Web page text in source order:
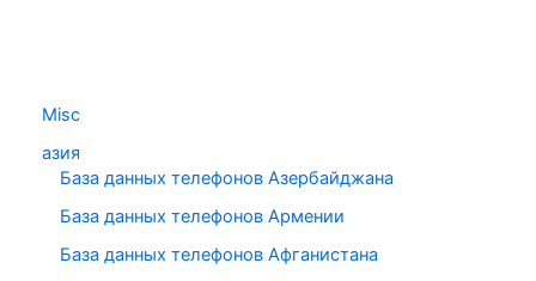
Misc
азия
База данных телефонов Азербайджана
База данных телефонов Армении
База данных телефонов Афганистана